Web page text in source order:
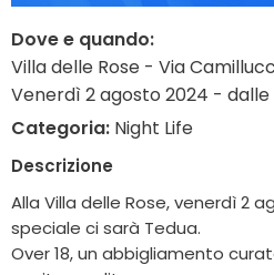
Dove e quando:
Villa delle Rose - Via
Venerdì 2 agosto 2024 - dalle
Categoria: Night Life
Descrizione
Alla Villa delle Rose, venerdì 2
speciale ci sarà Tedua.
Over 18, un abbigliamento